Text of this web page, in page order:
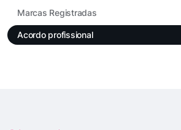
Marcas Registradas
Acordo profissional